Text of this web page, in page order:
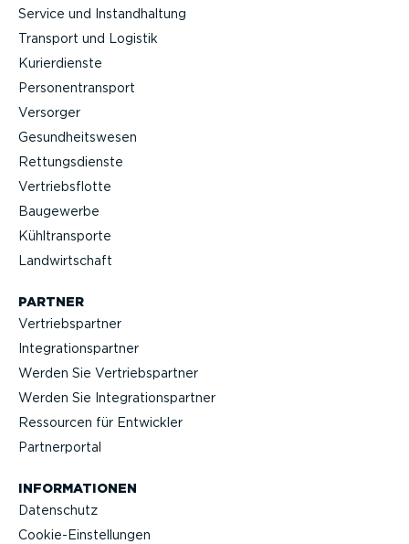
Service und Instand­haltung
Transport und Logistik
Kurier­dienste
Perso­nen­transport
Versorger
Gesund­heits­wesen
Rettungs­dienste
Vertriebs­flotte
Baugewerbe
Kühltrans­porte
Landwirt­schaft
PARTNER
Vertriebs­partner
Integra­ti­ons­partner
Werden Sie Vertriebs­partner
Werden Sie Integra­ti­ons­partner
Ressourcen für Entwickler
Partner­portal
INFOR­MA­TIONEN
Datenschutz
Cookie-Ein­stel­lungen